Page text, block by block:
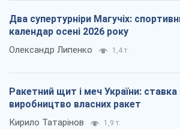
Два супертурніри Магучіх:
календар осені 2026 року
Олександр Липенко 1,4 т.
Ракетний щит і меч України: ставка
виробництво власних ракет
Кирило Татарінов 1,9 т.